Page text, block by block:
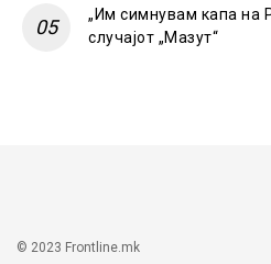
„Им симнувам капа на
случајот „Мазут“
© 2023 Frontline.mk